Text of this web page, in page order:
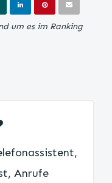
um es im Ranking
Anrufe